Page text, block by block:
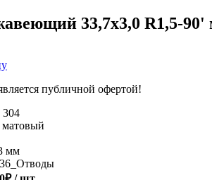
33,7х3,0 R1,5-
публичной офертой!
матовый
мм